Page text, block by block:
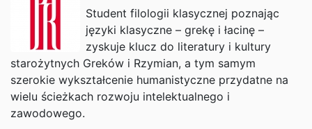
Student filologii klasycznej poznając
języki klasyczne – grekę i łacinę –
zyskuje klucz do literatury i kultury
starożytnych Greków i Rzymian, a tym samym
szerokie wykształcenie humanistyczne przydatne na
wielu ścieżkach rozwoju intelektualnego i
zawodowego.